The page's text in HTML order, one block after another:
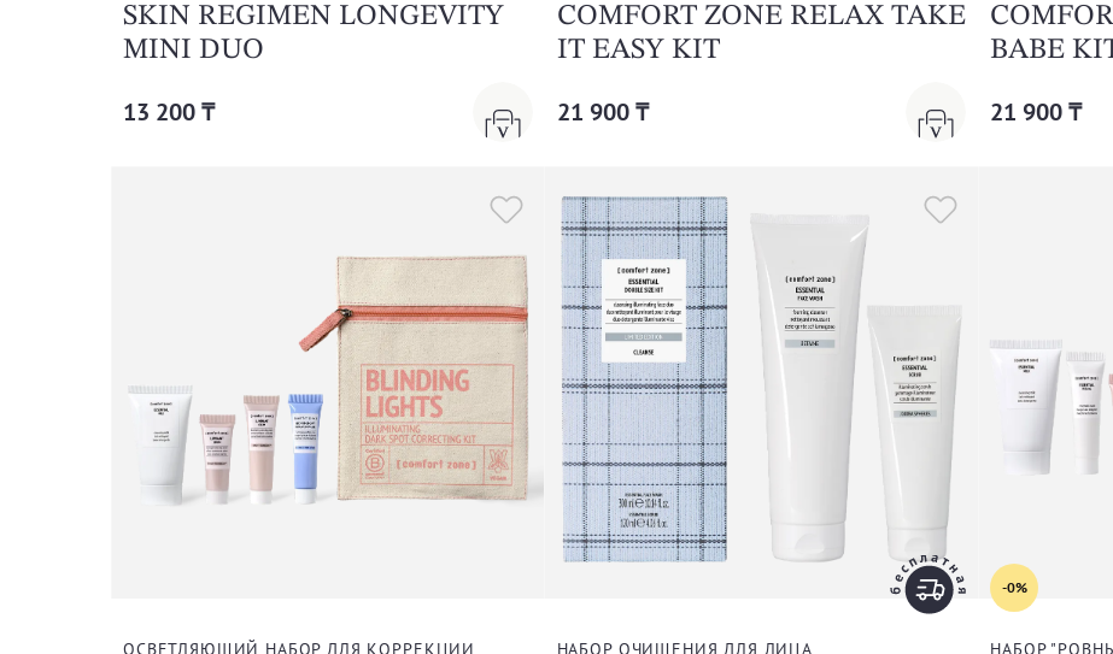
SKIN REGIMEN LONGEVITY
MINI DUO
13 200 ₸
COMFORT ZONE RELAX TAKE
IT EASY KIT
21 900 ₸
BABE
21 900 ₸
ОСВЕТЛЯЮЩИЙ НАБОР ДЛЯ КОРРЕКЦИИ НАБОР ОЧИЩЕНИЯ ДЛЯ ЛИЦА
-0%
НАБОР